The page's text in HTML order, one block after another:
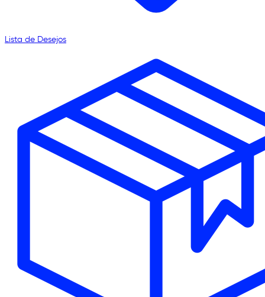
Lista de Desejos